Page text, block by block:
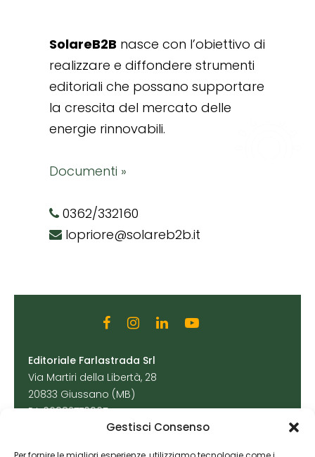
Gestisci Consenso
SolareB2B nasce con l’obiettivo di
realizzare e diffondere strumenti
editoriali che possano supportare
la crescita del mercato delle
energie rinnovabili.
Documenti »
0362/332160
lopriore@solareb2b.it
Editoriale Farlastrada Srl
Via Martiri della Libertà, 28
20833 Giussano (MB)
P.I. 06982770965